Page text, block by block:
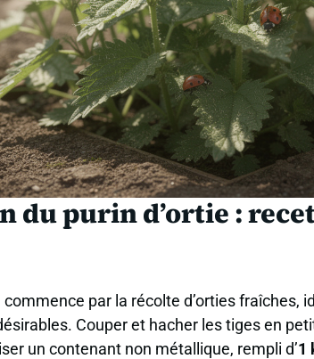
du purin d’ortie :
par la récolte d’orties fraîches,
Couper et hacher les tiges en
un contenant non métallique, rempli d’1